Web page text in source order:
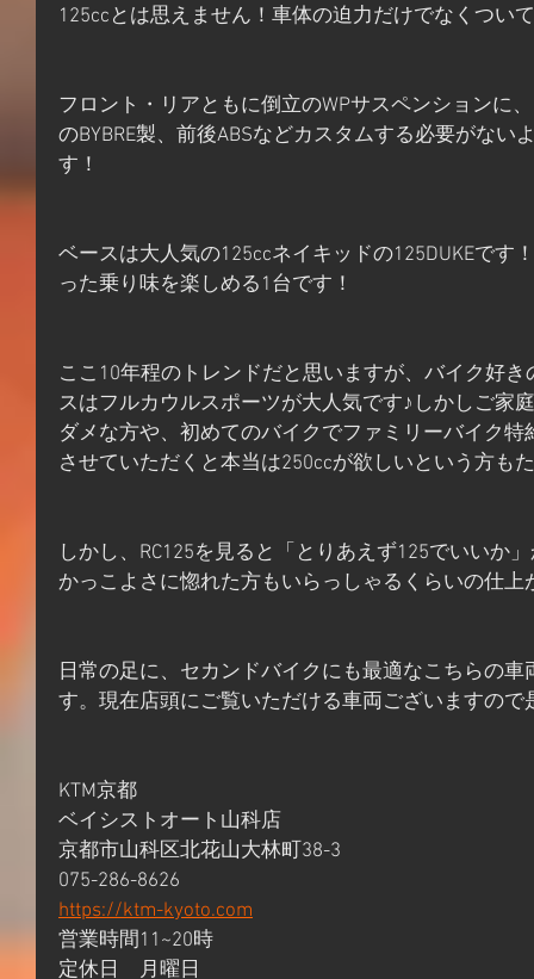
125ccとは思えません！車体の迫力だけでなくつい
フロント・リアともに倒立のWPサスペンションに
のBYBRE製、前後ABSなどカスタムする必要がない
す！
ベースは大人気の125ccネイキッドの125DUKEです
った乗り味を楽しめる1台です！
ここ10年程のトレンドだと思いますが、バイク好
スはフルカウルスポーツが大人気です♪しかしご家
ダメな方や、初めてのバイクでファミリーバイク
させていただくと本当は250ccが欲しいという方も
しかし、RC125を見ると「とりあえず125でいいか
かっこよさに惚れた方もいらっしゃるくらいの仕上
日常の足に、セカンドバイクにも最適なこちらの
す。現在店頭にご覧いただける車両ございますの
KTM京都
ベイシストオート山科店
京都市山科区北花山大林町38-3
075-286-8626
https://ktm-kyoto.com
営業時間11~20時
定休日　月曜日